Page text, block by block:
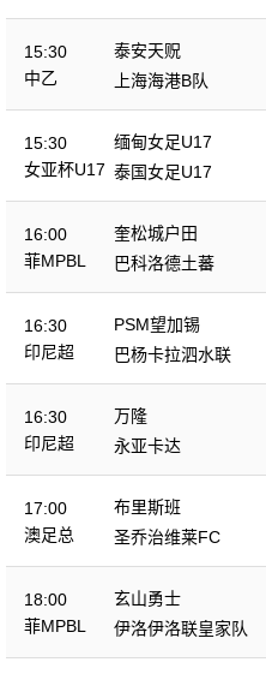
15:30
中乙
泰安天贶
上海海港B队
15:30
女亚杯U17
缅甸女足U17
泰国女足U17
16:00
菲MPBL
奎松城户田
巴科洛德土蕃
16:30
印尼超
PSM望加锡
巴杨卡拉泗水联
16:30
印尼超
万隆
永亚卡达
17:00
澳足总
布里斯班
圣乔治维莱FC
18:00
菲MPBL
玄山勇士
伊洛伊洛联皇家队